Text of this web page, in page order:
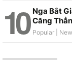
Nga Bắt
Căng